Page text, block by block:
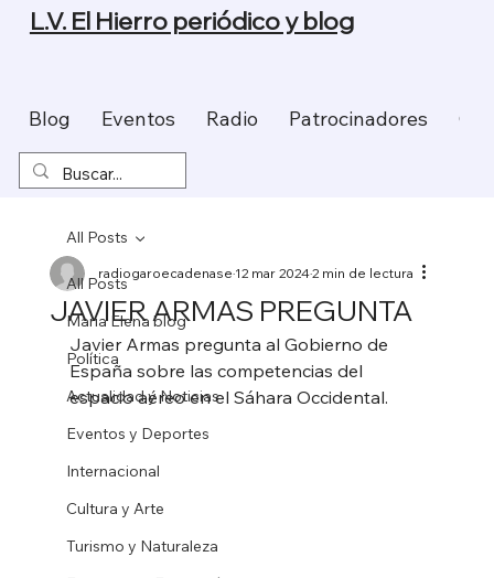
Blog Eventos Radio Patrocinadores
L.V. El Hierro periódico y blog
All Posts
Maria Elena blog
Política
Actualidad y Noticias
Eventos y Deportes
Internacional
Cultura y Arte
Turismo y Naturaleza
All Posts
JAVIER ARMAS PREGUNTA
radiogaroecadenase12 mar 20242 min de lectura
Javier Armas pregunta al Gobierno de
España sobre las competencias del
espacio aéreo en el Sáhara Occidental.